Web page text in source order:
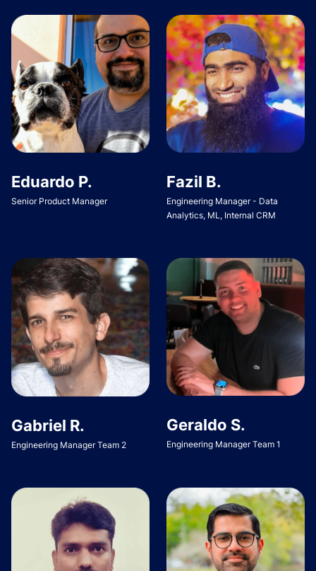
Eduardo P.
Senior Product Manager
Fazil B.
Engineering Manager - Data
Analytics, ML, Internal CRM
Gabriel R.
Engineering Manager Team 2
Geraldo S.
Engineering Manager Team 1